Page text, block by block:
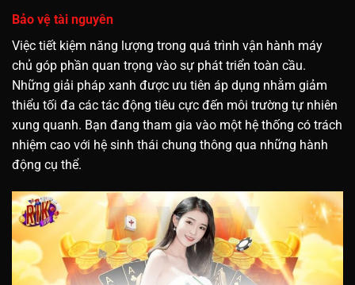
Bảo vệ tài nguyên
Việc tiết kiệm năng lượng trong quá trình vận hành máy
chủ góp phần quan trọng vào sự phát triển toàn cầu.
Những giải pháp xanh được ưu tiên áp dụng nhằm giảm
thiểu tối đa các tác động tiêu cực đến môi trường tự nhiên
xung quanh. Bạn đang tham gia vào một hệ thống có trách
nhiệm cao với hệ sinh thái chung thông qua những hành
động cụ thể.